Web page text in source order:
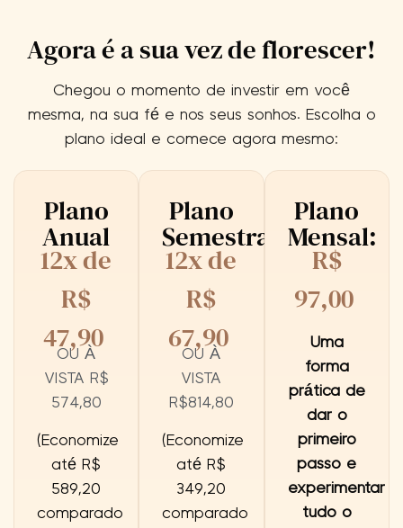
Agora é a sua vez de florescer!
Chegou o momento de investir em você
mesma, na sua fé e nos seus sonhos. Escolha o
plano ideal e comece agora mesmo:
Plano
Anual
12x de
R$
47,90
OU À
VISTA R$
574,80
(Economize
até R$
589,20
comparado
Plano
Semestral
12x de
R$
67,90
OU À
VISTA
R$814,80
(Economize
até R$
349,20
comparado
Plano
Mensal:
R$
97,00
Uma
forma
prática de
dar o
primeiro
passo e
experimentar
tudo o